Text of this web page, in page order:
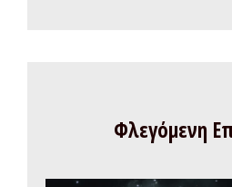
Φλεγόμενη